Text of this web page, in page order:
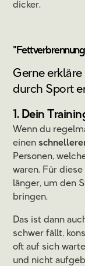
dicker.
Gerne
durch Sport
1. Dein
Wenn du
einen
Personen,
waren. Für
länger, um den
bringen.
Das ist dann
schwer fällt,
oft auf sich
und nicht